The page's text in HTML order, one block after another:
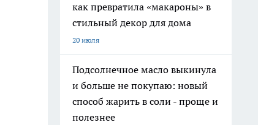
как превратила «макароны» в
стильный декор для дома
20 июля
Подсолнечное масло выкинула
и больше не покупаю: новый
способ жарить в соли - проще и
полезнее